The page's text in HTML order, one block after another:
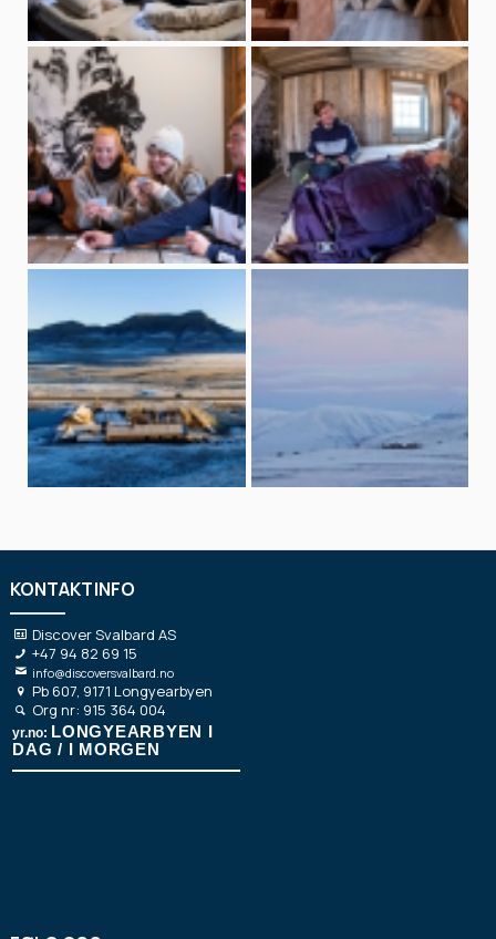
KONTAKTINFO
Discover Svalbard AS
+47 94 82 69 15
info@discoversvalbard.no
Pb 607, 9171 Longyearbyen
Org nr: 915 364 004